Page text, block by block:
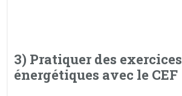
3) Pratiquer des exercices
énergétiques avec le CEF